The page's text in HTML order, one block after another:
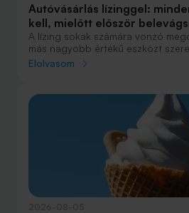
Autóvásárlás lízinggel:
kell, mielőtt először
A lízing sokak számára vonzó
más nagyobb értékű eszközt
anélkül, hogy azt egy összegben ki
fogalmak közül, amelyekkel
Elolvasom